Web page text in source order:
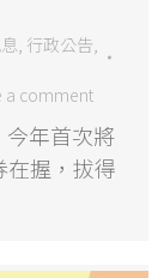
行政公告
a comment
年首次將
握，拔得